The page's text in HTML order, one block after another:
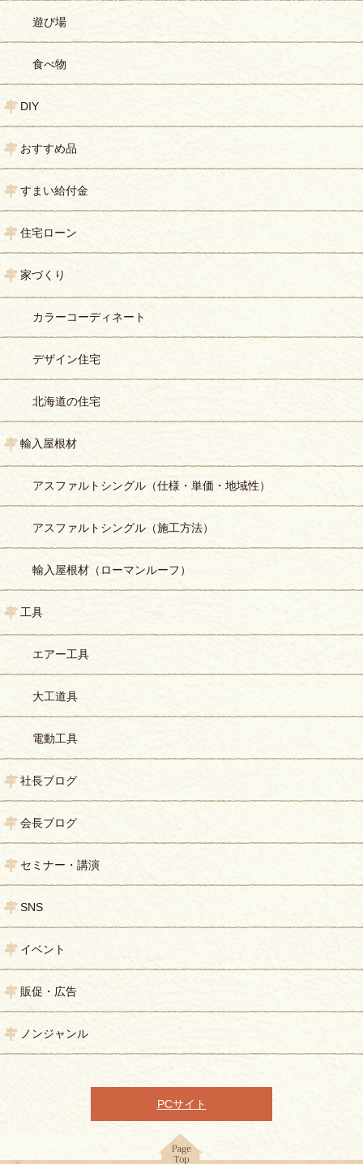
遊び場
食べ物
DIY
おすすめ品
すまい給付金
住宅ローン
家づくり
カラーコーディネート
デザイン住宅
北海道の住宅
輸入屋根材
アスファルトシングル（仕様・単価・地域性）
アスファルトシングル（施工方法）
輸入屋根材（ローマンルーフ）
工具
エアー工具
大工道具
電動工具
社長ブログ
会長ブログ
セミナー・講演
SNS
イベント
販促・広告
ノンジャンル
PCサイト